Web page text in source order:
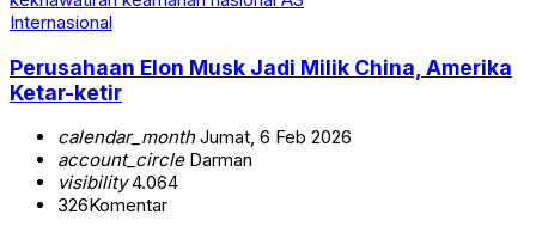
Internasional
Perusahaan Elon Musk Jadi Milik China, Amerika
Ketar-ketir
calendar_monthJumat, 6 Feb 2026
account_circleDarman
visibility4.064
326Komentar